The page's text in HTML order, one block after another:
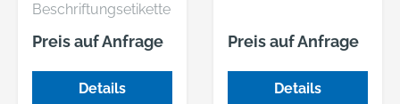
Beschriftungsetikette
n werden inklusive
transparenter
Schutzfolie geliefert.
• Zur Beschriftung
Preis auf Anfrage
Details
Preis auf Anfrage
Details